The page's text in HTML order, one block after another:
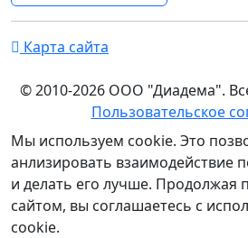
Карта сайта
© 2010-2026 ООО "Диадема".
Пользовательское
Мы используем cookie. Это
анлизировать взаимодействие
и делать его лучше. Продолжая
сайтом, вы соглашаетесь с
cookie.